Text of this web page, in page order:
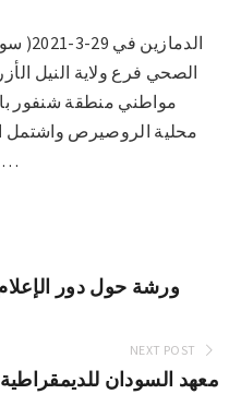
الصحي فرع ولاية النيل
مواطني منطقة شنفور
محلية الروصيرص واشتمل
النساء والتوليد -اطباء عموميين…
ورشة حول دور
NEXT POST
معهد السودان